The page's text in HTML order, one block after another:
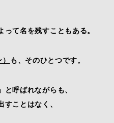
って名を残すこともある。
も、そのひとつです。
と呼ばれながらも、
すことはなく、